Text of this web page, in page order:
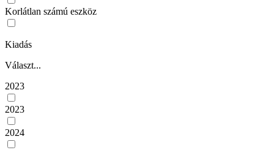
Korlátlan számú eszköz
Kiadás
Választ...
2023
2023
2024